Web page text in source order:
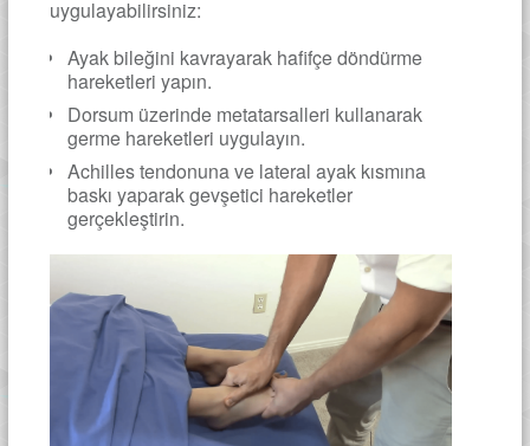
uygulayabilirsiniz:
Ayak bileğini kavrayarak hafifçe döndürme
hareketleri yapın.
Dorsum üzerinde metatarsalleri kullanarak
germe hareketleri uygulayın.
Achilles tendonuna ve lateral ayak kısmına
baskı yaparak gevşetici hareketler
gerçekleştirin.